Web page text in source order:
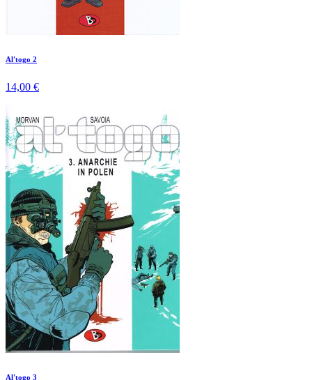
Al'togo 2
14,00 €
Al'togo 3